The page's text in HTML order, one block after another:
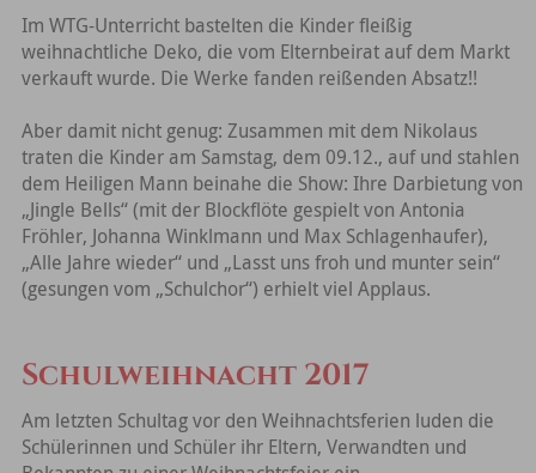
Im WTG-Unterricht bastelten die Kinder fleißig
weihnachtliche Deko, die vom Elternbeirat auf dem Markt
verkauft wurde. Die Werke fanden reißenden Absatz!!
Aber damit nicht genug: Zusammen mit dem Nikolaus
traten die Kinder am Samstag, dem 09.12., auf und stahlen
dem Heiligen Mann beinahe die Show: Ihre Darbietung von
„Jingle Bells“ (mit der Blockflöte gespielt von Antonia
Fröhler, Johanna Winklmann und Max Schlagenhaufer),
„Alle Jahre wieder“ und „Lasst uns froh und munter sein“
(gesungen vom „Schulchor“) erhielt viel Applaus.
Schulweihnacht 2017
Am letzten Schultag vor den Weihnachtsferien luden die
Schülerinnen und Schüler ihr Eltern, Verwandten und